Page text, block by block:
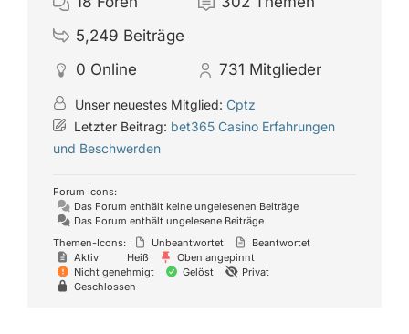
5,249 Beiträge
0 Online 731 Mitglieder
Unser neuestes Mitglied: Cptz
Letzter Beitrag: bet365 Casino Erfahrungen
und Beschwerden
Forum Icons:
Das Forum enthält keine ungelesenen Beiträge
Das Forum enthält ungelesene Beiträge
Themen-Icons:
Unbeantwortet
Beantwortet
Aktiv
Heiß
Oben angepinnt
Nicht genehmigt
Gelöst
Privat
Geschlossen